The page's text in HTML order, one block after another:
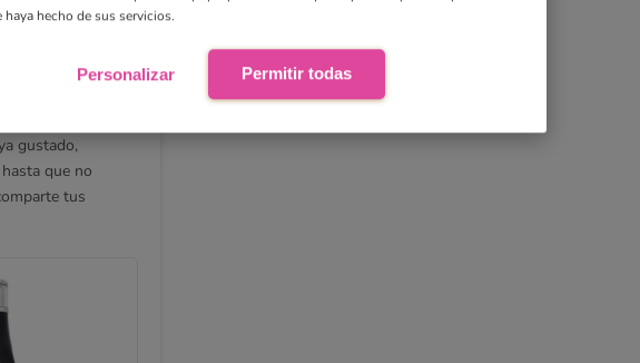
hecho de sus servicios.
Personalizar Permitir todas
esta forma, podrás
pagar aún si no
gustado,
que no
tus